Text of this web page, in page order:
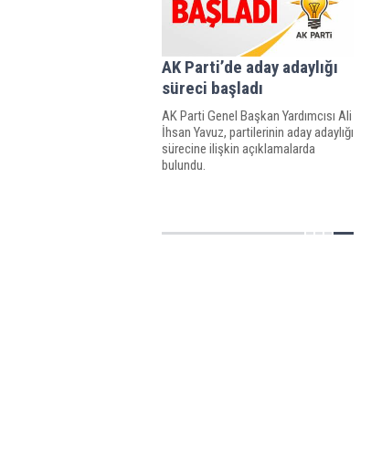
AK Parti’de aday adaylığı
süreci başladı
AK Parti Genel Başkan Yardımcısı Ali
İhsan Yavuz, partilerinin aday adaylığı
sürecine ilişkin açıklamalarda
bulundu.